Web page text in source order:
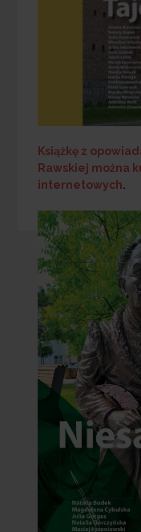
Książkę z
Rawskiej można
internetowych.